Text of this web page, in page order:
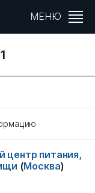
МЕНЮ
центр питания,
(Москва)